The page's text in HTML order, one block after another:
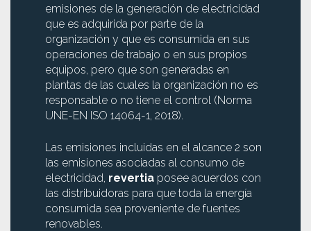
emisiones de la generación de electricidad
que es adquirida por parte de la
organización y que es consumida en sus
operaciones de trabajo o en sus propios
equipos, pero que son generadas en
plantas de las cuales la organización no es
responsable o no tiene el control (Norma
UNE-EN ISO 14064-1, 2018).
Las emisiones incluidas en el alcance 2 son
las emisiones asociadas al consumo de
electricidad, revertia posee acuerdos con
las distribuidoras para que toda la energía
consumida sea proveniente de fuentes
renovables.